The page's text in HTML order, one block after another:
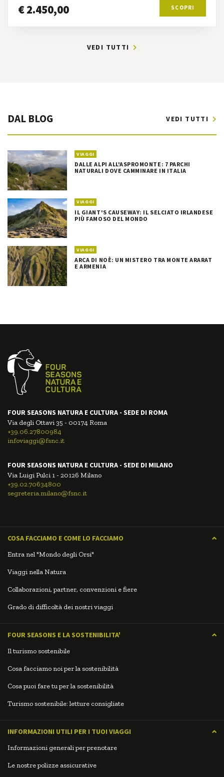
€ 2.450,00 SCOPRI
VEDI TUTTI
DAL BLOG VEDI TUTTI
VIAGGI
DALLE ALPI ALL'ASPROMONTE: 7 PARCHI
NATURALI DOVE CAMMINARE IN ITALIA
VIAGGI
IL GIANT'S CAUSEWAY: IL SELCIATO IRLANDESE
PIÙ FAMOSO DEL MONDO
VIAGGI
ARCA DI NOÈ: UN MISTERO TRA MONTE ARARAT
E ARMENIA
FOUR SEASONS NATURA E CULTURA - SEDE DI ROMA
Via degli Ottavi 35 - 00174 Roma
+39.06.27800984
infoviaggi@fsnc.it
FOUR SEASONS NATURA E CULTURA - SEDE DI MILANO
Via Luigi Pulci 1 - 20126 Milano
+39.02.70634800
segreteria.milano@fsnc.it
COSA FACCIAMO E COME LO FACCIAMO
Entra nel "Mondo degli Orsi"
Viaggi nella Natura
Collaborazioni, partner, convenzioni e fiere
Grado di difficoltà dei nostri viaggi
FOUR SEASONS E LA SOSTENIBILITA'
Il turismo sostenibile
Cosa facciamo noi per la sostenibilità
Cosa puoi fare tu per la sostenibilità
Turismo sostenibile: letture consigliate
INFORMAZIONI UTILI PER I TUOI VIAGGI
Informazioni generali per prenotare
Le nostre polizze assicurative